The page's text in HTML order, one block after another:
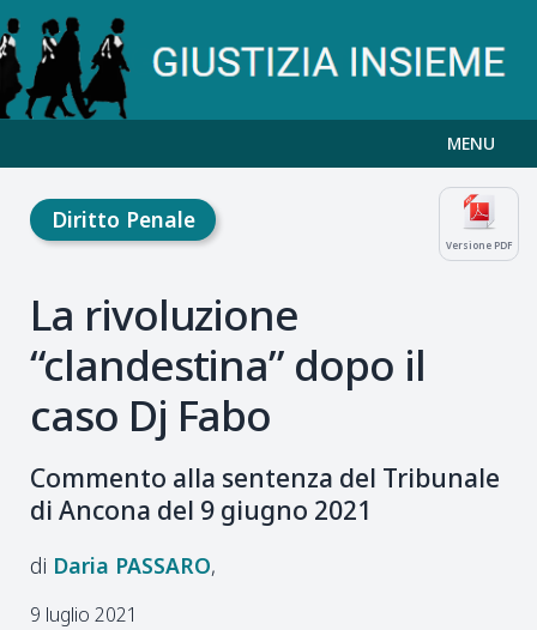
MENU
Versione PDF
Diritto Penale
La rivoluzione
“clandestina” dopo il
caso Dj Fabo
Commento alla sentenza del Tribunale
di Ancona del 9 giugno 2021
Daria PASSARO
9 luglio 2021